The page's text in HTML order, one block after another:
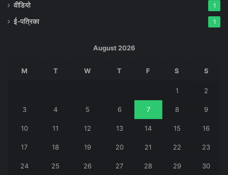
वीडियो 1
ई-पत्रिका 1
August 2026
M T W T F S S
1 2
3 4 5 6 7 8 9
10 11 12 13 14 15 16
17 18 19 20 21 22 23
24 25 26 27 28 29 30